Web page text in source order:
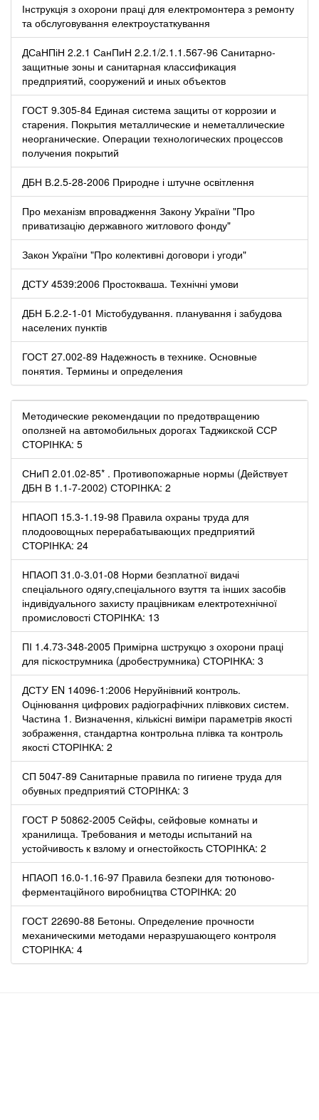
Інструкція з охорони праці для електромонтера з ремонту
та обслуговування електроустаткування
ДСаНПіН 2.2.1 СанПиН 2.2.1/2.1.1.567-96 Санитарно-
защитные зоны и санитарная классификация
предприятий, сооружений и иных объектов
ГОСТ 9.305-84 Единая система защиты от коррозии и
старения. Покрытия металлические и неметаллические
неорганические. Операции технологических процессов
получения покрытий
ДБН В.2.5-28-2006 Природне і штучне освітлення
Про механізм впровадження Закону України "Про
приватизацію державного житлового фонду"
Закон України "Про колективні договори і угоди"
ДСТУ 4539:2006 Простокваша. Технічні умови
ДБН Б.2.2-1-01 Містобудування. планування і забудова
населених пунктів
ГОСТ 27.002-89 Надежность в технике. Основные
понятия. Термины и определения
Методические рекомендации по предотвращению
оползней на автомобильных дорогах Таджикской ССР
СТОРІНКА: 5
СНиП 2.01.02-85* . Противопожарные нормы (Действует
ДБН В 1.1-7-2002) СТОРІНКА: 2
НПАОП 15.3-1.19-98 Правила охраны труда для
плодоовощных перерабатывающих предприятий
СТОРІНКА: 24
НПАОП 31.0-3.01-08 Норми безплатної видачі
спеціального одягу,спеціального взуття та інших засобів
індивідуального захисту працівникам електротехнічної
промисловості СТОРІНКА: 13
ПІ 1.4.73-348-2005 Примірна шструкцю з охорони праці
для піскострумника (дробеструмника) СТОРІНКА: 3
ДСТУ EN 14096-1:2006 Неруйнівний контроль.
Оцінювання цифрових радіографічних плівкових систем.
Частина 1. Визначення, кількісні виміри параметрів якості
зображення, стандартна контрольна плівка та контроль
якості СТОРІНКА: 2
СП 5047-89 Санитарные правила по гигиене труда для
обувных предприятий СТОРІНКА: 3
ГОСТ Р 50862-2005 Сейфы, сейфовые комнаты и
хранилища. Требования и методы испытаний на
устойчивость к взлому и огнестойкость СТОРІНКА: 2
НПАОП 16.0-1.16-97 Правила безпеки для тютюново-
ферментаційного виробництва СТОРІНКА: 20
ГОСТ 22690-88 Бетоны. Определение прочности
механическими методами неразрушающего контроля
СТОРІНКА: 4